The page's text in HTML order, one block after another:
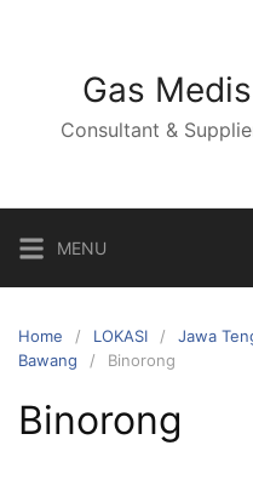
Gas
Consultant &
MENU
Home LOKASI Jawa
Bawang
Binorong
Binorong